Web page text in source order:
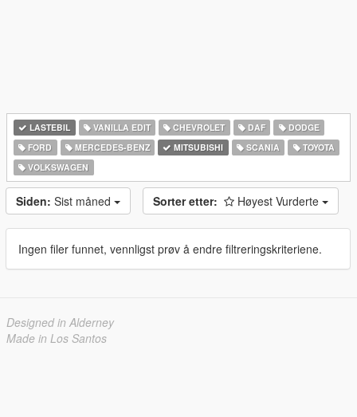
LASTEBIL VANILLA EDIT CHEVROLET DAF
DODGE
FORD
MERCEDES-BENZ MITSUBISHI SCANIA
TOYOTA
VOLKSWAGEN
Siden: Sist måned Sorter etter: Høyest Vurderte
Ingen filer funnet, vennligst prøv å endre filtreringskriteriene.
Designed in Alderney
Made in Los Santos